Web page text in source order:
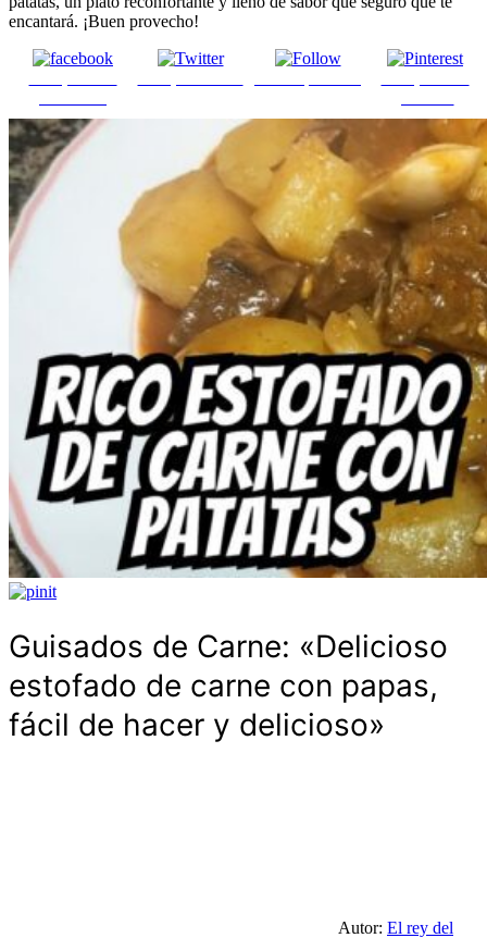
encantará. ¡Buen provecho!
Guisados de Carne: «Delicioso
estofado de carne con papas,
fácil de hacer y delicioso»
Autor: El rey del